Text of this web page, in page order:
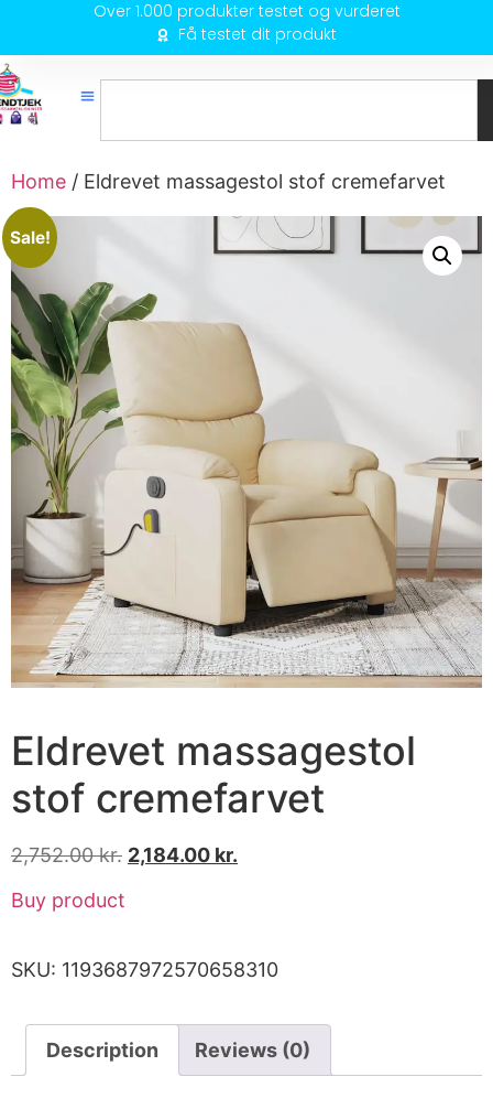
Over 1.000 produkter testet og vurderet
Få testet dit produkt
Home / Eldrevet massagestol stof cremefarvet
Sale!
Eldrevet massagestol
stof cremefarvet
2,752.00kr. 2,184.00 kr.
Buy product
SKU: 1193687972570658310
Description Reviews (0)